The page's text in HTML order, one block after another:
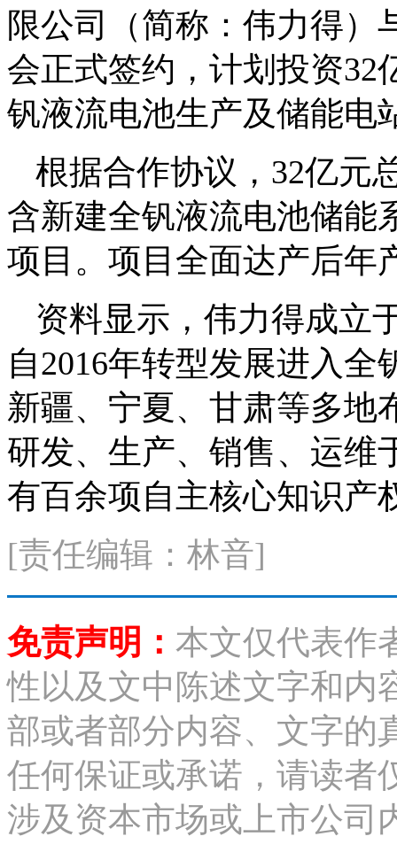
限公司（简称：伟力得）
会正式签约，计划投资32
钒液流电池生产及储能电
根据合作协议，32亿元
含新建全钒液流电池储能
项目。项目全面达产后年
资料显示，伟力得成立
自2016年转型发展进入
新疆、宁夏、甘肃等多地
研发、生产、销售、运维
有百余项自主核心知识产
[责任编辑：林音]
免责声明： 本文仅代表作
性以及文中陈述文字和内
部或者部分内容、文字的
任何保证或承诺，请读者
涉及资本市场或上市公司